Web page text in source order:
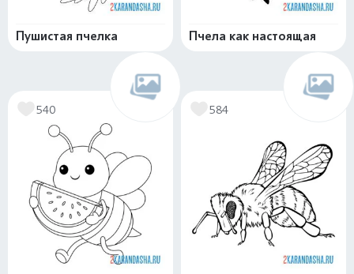
Пушистая пчелка Пчела как настоящая
540 584